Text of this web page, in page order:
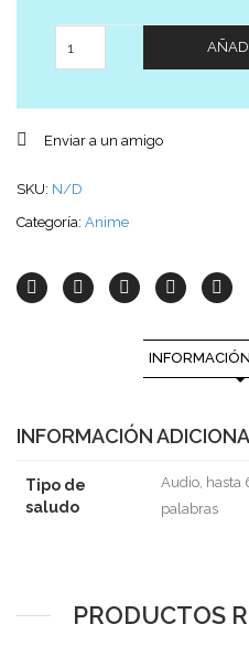
Enviar a un amigo
SKU: N/D
Categoría: Anime
INFORMACIÓN
Tipo de
saludo
Audio, hasta
palabras
PRODUCTOS